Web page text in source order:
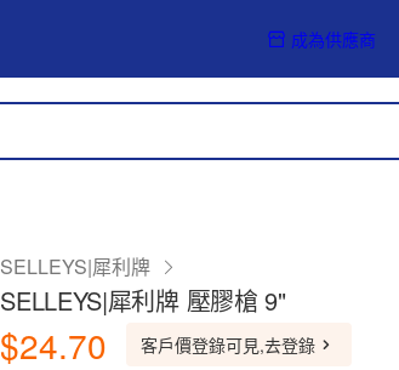
成為供應商
SELLEYS|犀利牌
SELLEYS|犀利牌 壓膠槍 9"
$24.70 客戶價登錄可見,去登錄